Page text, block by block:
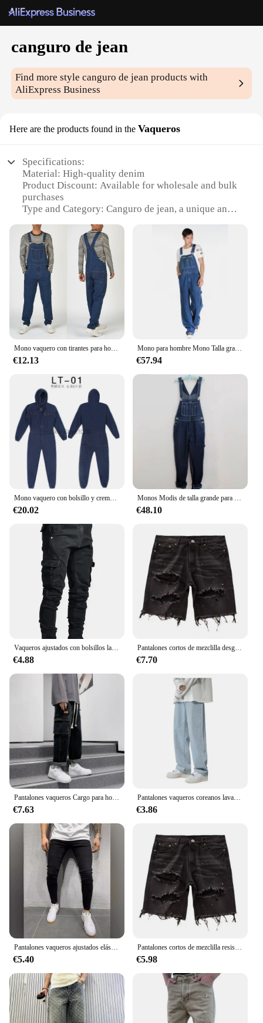
canguro de jean
Find more stylecanguro de jean products with
AliExpress Business
Here are the products found in the Vaqueros
Specifications:
Material: High-quality denim
Product Discount: Available for wholesale and bulk
purchases
Type and Category: Canguro de jean, a unique and
Design and Style: Features a playful kangaroo
design, perfect for fashion-forward individuals
Usage and Purpose: Versatile accessory that can be
worn as a necktie, belt, or even as a hair accessory
Performance and Property: Durable and long-
lasting, with a comfortable fit for various body
types
Features:
|Wholesale|Vendors|
**Unique Design and Versatility**
The canguro de jean is not just an ordinary
accessory; it's a statement piece that stands out in
any wardrobe. Its playful kangaroo design is not
only adorable but also versatile, allowing you to
wear it in multiple ways. Whether you're looking to
add a touch of whimsy to your business attire or
seeking a creative way to accessorize your casual
outfits, the canguro de jean is the perfect choice. Its
lightweight and flexible nature make it suitable for
various occasions, from office settings to casual
gatherings.
**Comfort and Durability**
Crafted from high-quality denim, this canguro de
jean is designed to last. Its durable construction
ensures that it can withstand the rigors of daily
wear, making it a reliable addition to your accessory
collection. The comfort factor is also noteworthy, as
the tie's soft texture and adjustable design ensure a
comfortable fit for all body types. Whether you're
tying it around your neck or using it as a belt, the
canguro de jean provides a snug and secure fit
without compromising on comfort.
**Adaptable and Functional**
jean is its adaptability. It's not just a necktie; it can
also be used as a belt or even as a hair accessory,
making it a versatile piece for various fashion
needs. Its unique design allows you to express your
personal style in multiple ways, whether you're
dressing up for a special occasion or adding a
playful touch to your everyday look. With its
multiple uses, the canguro de jean is an excellent
choice for fashion enthusiasts and retailers looking
to offer a product that stands out in the market.
Mono vaquero con tirantes para hombre, ropa para primavera y otoño, novedad de 2024
€12.13
Mono para hombre Mono Talla grande Correa Jeans azul recto con 7 bolsillos
€57.94
Mono vaquero con bolsillo y cremallera para hombre, traje de soldadura eléctrica Unisex, ropa de trabajo de una pieza, 5xl
€20.02
Monos Modis de talla grande para hombre, pantalones con pechera de mezclilla enormes de talla grande, monos con bolsillo a la moda, talla 48 50
€48.10
Vaqueros ajustados con bolsillos laterales y pies pequeños para hombre
€4.88
Pantalones cortos de mezclilla desgastados personalizados para hombre, corte recto, agujeros rasgados, pantalones vaqueros hasta la rodilla, verano
€7.70
Pantalones vaqueros Cargo para hombre, ropa de calle, pantalones vaqueros para correr, pantalones vaqueros holgados de talla grande 8XL, pantalones vaqueros deportivos informales holgados para hombre
€7.63
Pantalones vaqueros coreanos lavados para hombre, Vaqueros clásicos rectos de pierna ancha con bolsillos, Azul, Gris, Negro, holgados, informales, 2024
€3.86
Pantalones vaqueros ajustados elásticos de alta calidad para Hombre, Pantalón vaquero lavado liso clásico europeo americano, Pantalones informales para Hombre, Joggers
€5.40
Pantalones cortos de mezclilla resistentes a la deformación para hombre, pantalones cortos de mezclilla desgastados de verano, Ajuste Recto, agujeros rasgados, pantalones vaqueros hasta la rodilla con múltiples
€5.98